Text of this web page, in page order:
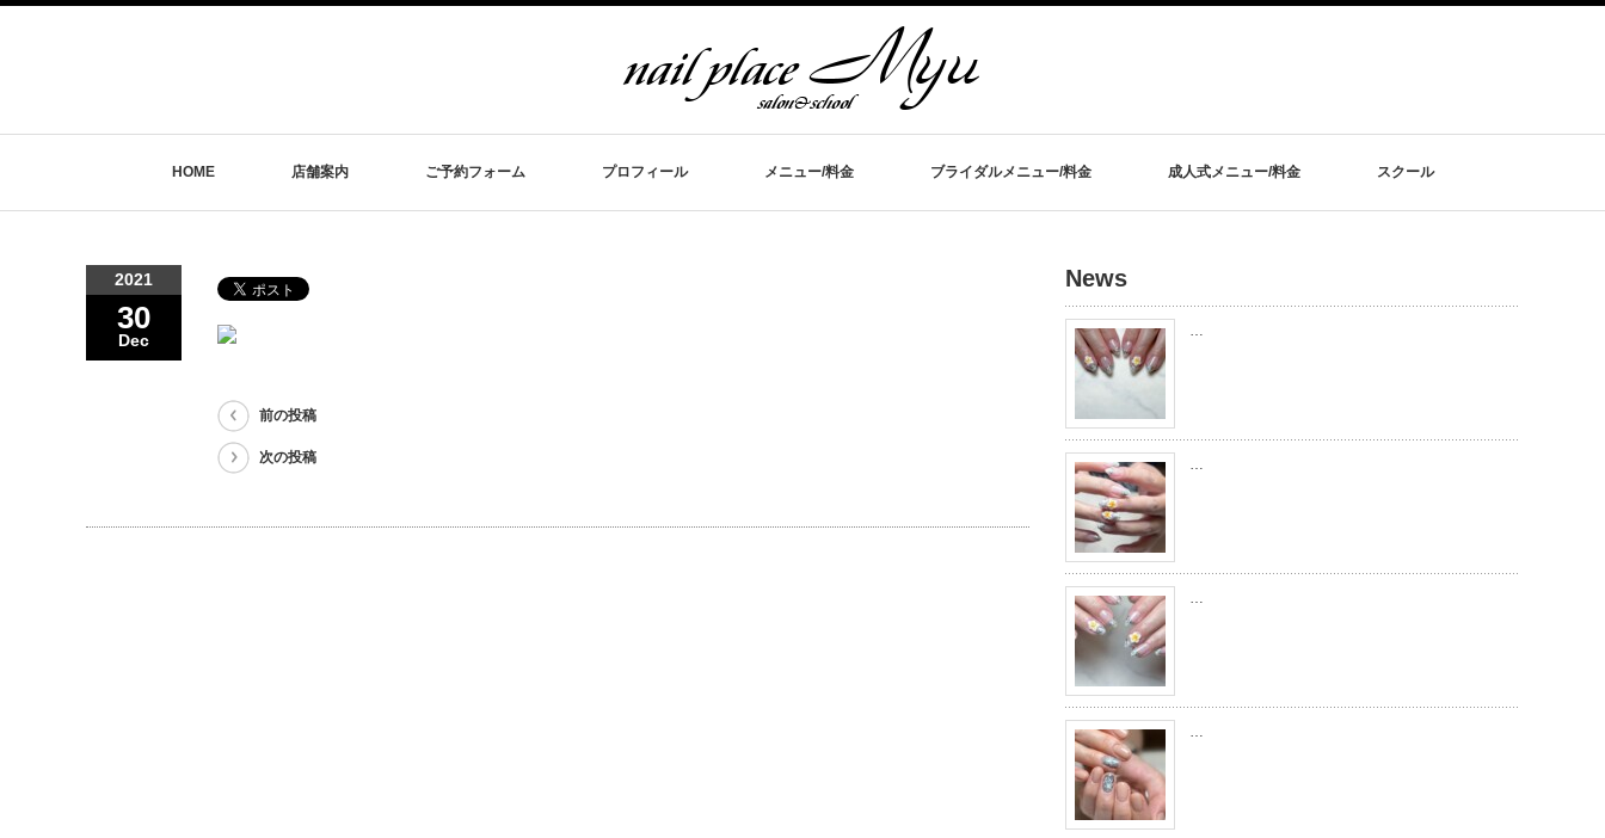
HOME 店舗案内 ご予約フォーム プロフィール メニュー/料金 ブライダルメニュー/料金 成人式メニュー/料金 スクール
2021
30
Dec
前の投稿
次の投稿
News
…
…
…
…